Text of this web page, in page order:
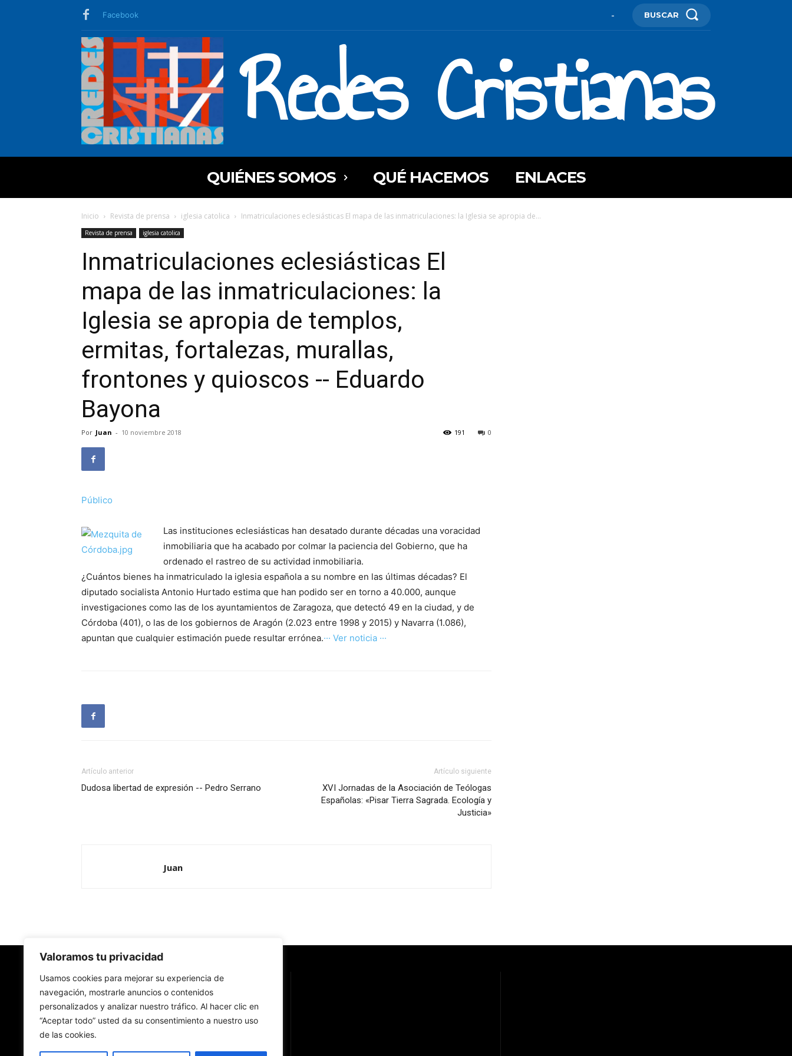
Valoramos tu privacidad
Usamos cookies para mejorar su experiencia de
navegación, mostrarle anuncios o contenidos
personalizados y analizar nuestro tráfico. Al hacer clic en
“Aceptar todo” usted da su consentimiento a nuestro uso
de las cookies.
Facebook - BUSCAR
Redes Cristianas
QUIÉNES SOMOS QUÉ HACEMOS ENLACES
Inicio Revista de prensa iglesia catolica Inmatriculaciones eclesiásticas El mapa de las inmatriculaciones: la Iglesia se apropia de...
Revista de prensa iglesia catolica
Inmatriculaciones eclesiásticas El
mapa de las inmatriculaciones: la
Iglesia se apropia de templos,
ermitas, fortalezas, murallas,
frontones y quioscos -- Eduardo
Bayona
Por Juan - 10 noviembre 2018 0
191
Público
Las instituciones eclesiásticas han desatado durante décadas una voracidad
inmobiliaria que ha acabado por colmar la paciencia del Gobierno, que ha
ordenado el rastreo de su actividad inmobiliaria.
¿Cuántos bienes ha inmatriculado la iglesia española a su nombre en las últimas décadas? El
diputado socialista Antonio Hurtado estima que han podido ser en torno a 40.000, aunque
investigaciones como las de los ayuntamientos de Zaragoza, que detectó 49 en la ciudad, y de
Córdoba (401), o las de los gobiernos de Aragón (2.023 entre 1998 y 2015) y Navarra (1.086),
apuntan que cualquier estimación puede resultar errónea.··· Ver noticia ···
Artículo anterior
Dudosa libertad de expresión -- Pedro Serrano
Artículo siguiente
XVI Jornadas de la Asociación de Teólogas
Españolas: «Pisar Tierra Sagrada. Ecología y
Justicia»
Juan
Redes Cristianas
Una mirada alternativa sobre la Iglesia católica y la
- Colectivos de Redes Cristianas